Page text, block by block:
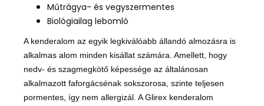
Műtrágya- és vegyszermentes
Biológiailag lebomló
A kenderalom az egyik legkiválóabb állandó almozásra is
alkalmas alom minden kisállat számára. Amellett, hogy
nedv- és szagmegkötő képessége az általánosan
alkalmazott faforgácsénak sokszorosa, szinte teljesen
pormentes, így nem allergizál. A Glirex kenderalom